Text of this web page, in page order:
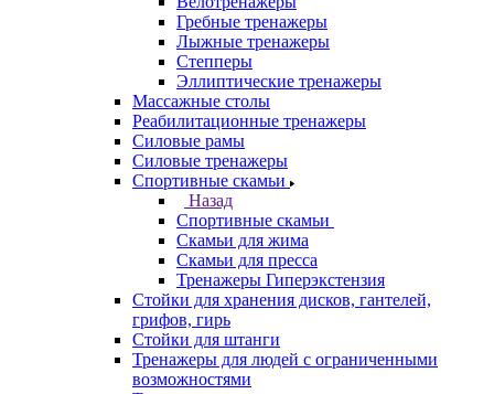
Гребные тренажеры
Лыжные тренажеры
Степперы
Эллиптические тренажеры
Массажные столы
Реабилитационные тренажеры
Силовые рамы
Силовые тренажеры
Спортивные скамьи
Назад
Спортивные скамьи
Скамьи для жима
Скамьи для пресса
Тренажеры Гиперэкстензия
Стойки для хранения дисков, гантелей,
грифов, гирь
Стойки для штанги
Тренажеры для людей с ограниченными
возможностями